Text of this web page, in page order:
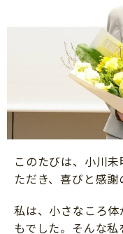
このたびは、小川
ただき、喜びと感謝
私は、小さなころ
もでした。そんな